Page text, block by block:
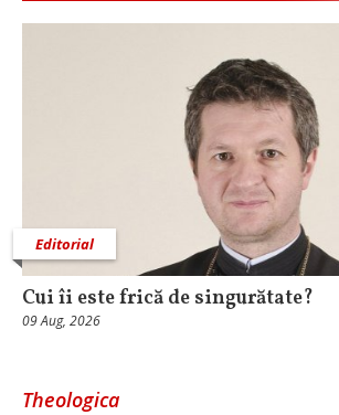
Editorial
Cui îi este frică de singurătate?
09 Aug, 2026
Theologica